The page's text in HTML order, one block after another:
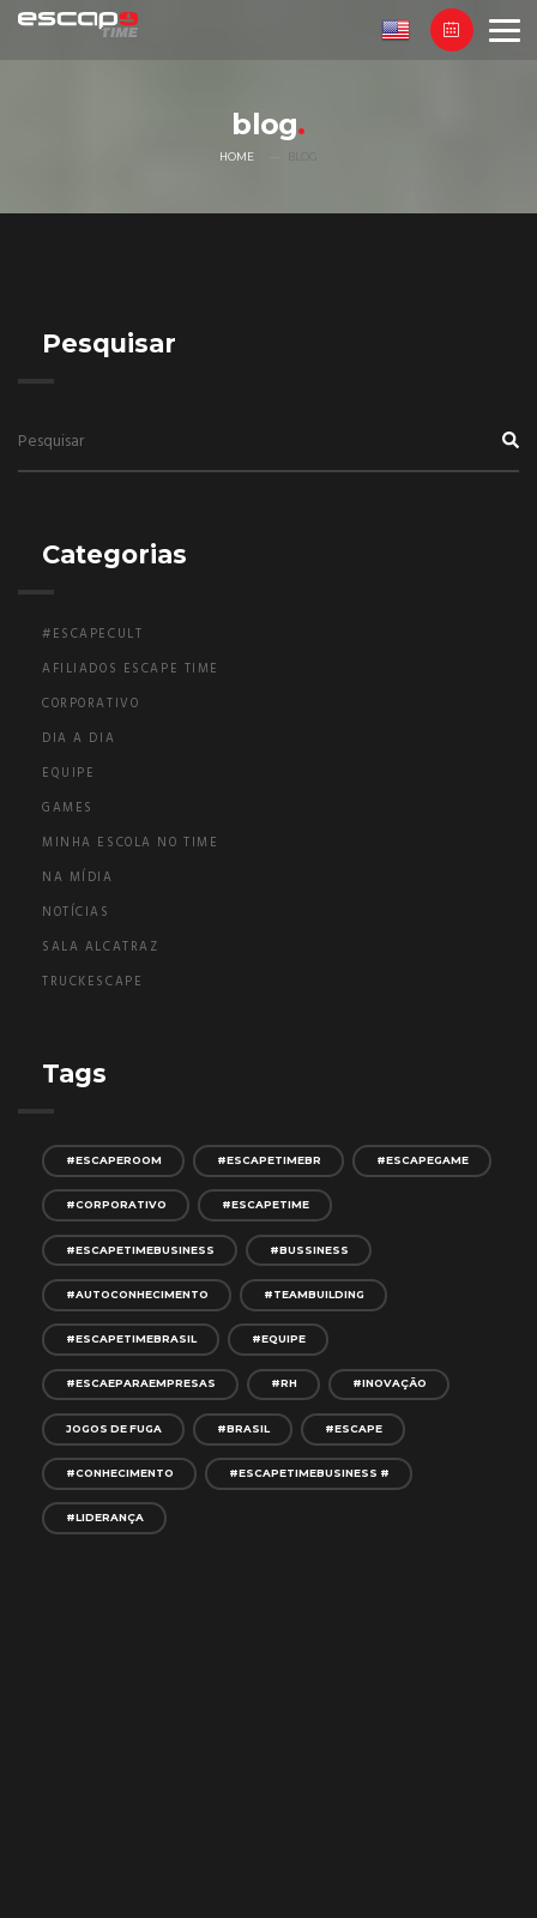
blog
HOME
Pesquisar
Categorias
#ESCAPECULT
AFILIADOS ESCAPE TIME
CORPORATIVO
DIA A DIA
EQUIPE
GAMES
MINHA ESCOLA NO TIME
NA MÍDIA
NOTÍCIAS
SALA ALCATRAZ
TRUCKESCAPE
Tags
#ESCAPEROOM #ESCAPETIMEBR #ESCAPEGAME
#CORPORATIVO #ESCAPETIME
#ESCAPETIMEBUSINESS #BUSSINESS
#AUTOCONHECIMENTO #TEAMBUILDING
#ESCAPETIMEBRASIL #EQUIPE
#ESCAEPARAEMPRESAS #RH #INOVAÇÃO
JOGOS DE FUGA #BRASIL #ESCAPE
#CONHECIMENTO #ESCAPETIMEBUSINESS #
#LIDERANÇA